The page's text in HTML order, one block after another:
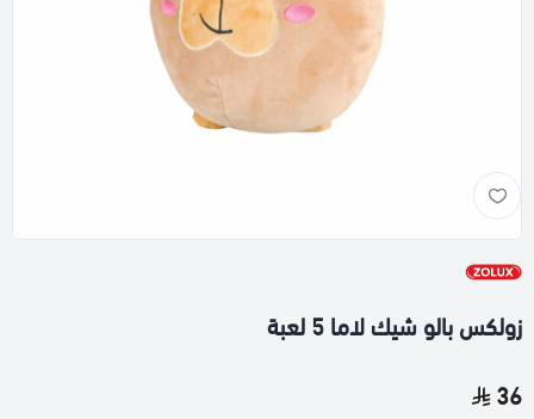
زولكس بالو شيك لاما 5 لعبة
36